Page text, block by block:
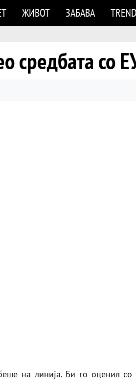
ЖИВОТ ЗАБАВА
средбата со
на линија. Би го оценил со